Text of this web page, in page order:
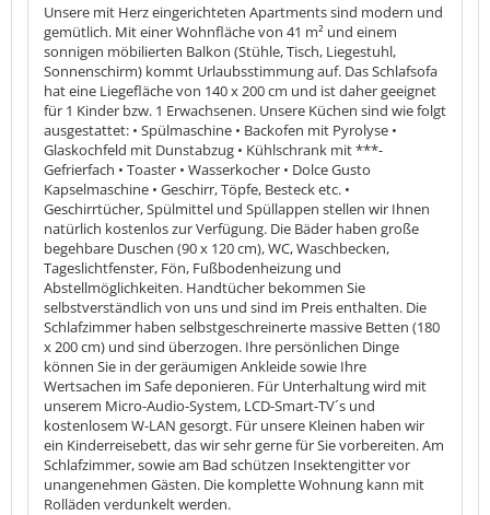
Unsere mit Herz eingerichteten Apartments sind modern und
gemütlich. Mit einer Wohnfläche von 41 m² und einem
sonnigen möbilierten Balkon (Stühle, Tisch, Liegestuhl,
Sonnenschirm) kommt Urlaubsstimmung auf. Das Schlafsofa
hat eine Liegefläche von 140 x 200 cm und ist daher geeignet
für 1 Kinder bzw. 1 Erwachsenen. Unsere Küchen sind wie folgt
ausgestattet: • Spülmaschine • Backofen mit Pyrolyse •
Glaskochfeld mit Dunstabzug • Kühlschrank mit ***-
Gefrierfach • Toaster • Wasserkocher • Dolce Gusto
Kapselmaschine • Geschirr, Töpfe, Besteck etc. •
Geschirrtücher, Spülmittel und Spüllappen stellen wir Ihnen
natürlich kostenlos zur Verfügung. Die Bäder haben große
begehbare Duschen (90 x 120 cm), WC, Waschbecken,
Tageslichtfenster, Fön, Fußbodenheizung und
Abstellmöglichkeiten. Handtücher bekommen Sie
selbstverständlich von uns und sind im Preis enthalten. Die
Schlafzimmer haben selbstgeschreinerte massive Betten (180
x 200 cm) und sind überzogen. Ihre persönlichen Dinge
können Sie in der geräumigen Ankleide sowie Ihre
Wertsachen im Safe deponieren. Für Unterhaltung wird mit
unserem Micro-Audio-System, LCD-Smart-TV´s und
kostenlosem W-LAN gesorgt. Für unsere Kleinen haben wir
ein Kinderreisebett, das wir sehr gerne für Sie vorbereiten. Am
Schlafzimmer, sowie am Bad schützen Insektengitter vor
unangenehmen Gästen. Die komplette Wohnung kann mit
Rolläden verdunkelt werden.